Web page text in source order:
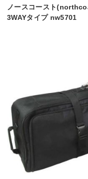
ノースコースト
3WAYタイプ nw5701